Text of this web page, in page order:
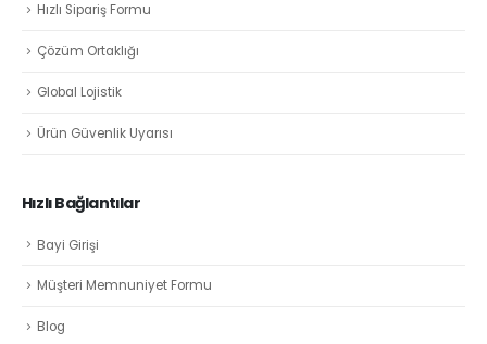
Hızlı Sipariş Formu
Çözüm Ortaklığı
Global Lojistik
Ürün Güvenlik Uyarısı
Hızlı Bağlantılar
Bayi Girişi
Müşteri Memnuniyet Formu
Blog